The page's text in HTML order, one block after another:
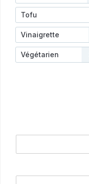
Tofu
Vinaigrette
Végétarien